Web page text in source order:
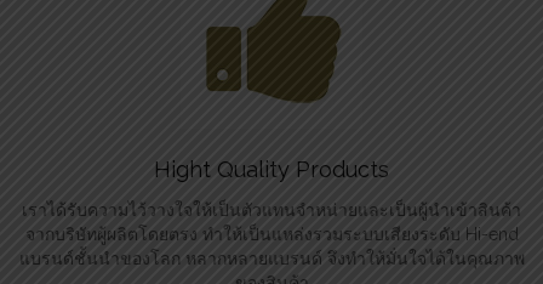
Hight Quality Products
เราได้รับความไว้วางใจให้เป็นตัวแทนจำหน่ายและเป็นผู้นำเข้าสินค้า
จากบริษัทผู้ผลิตโดยตรง ทำให้เป็นแหล่งรวมระบบเสียงระดับ Hi-end
แบรนด์ชั้นนำของโลก หลากหลายแบรนด์ จึงทำให้มั่นใจได้ในคุณภาพ